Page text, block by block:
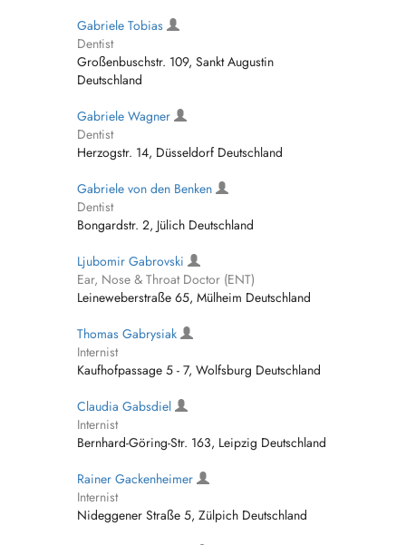
Gabriele Tobias
Dentist
Großenbuschstr. 109, Sankt Augustin
Deutschland
Gabriele Wagner
Dentist
Herzogstr. 14, Düsseldorf Deutschland
Gabriele von den Benken
Dentist
Bongardstr. 2, Jülich Deutschland
Ljubomir Gabrovski
Ear, Nose & Throat Doctor (ENT)
Leineweberstraße 65, Mülheim Deutschland
Thomas Gabrysiak
Internist
Kaufhofpassage 5 - 7, Wolfsburg Deutschland
Claudia Gabsdiel
Internist
Bernhard-Göring-Str. 163, Leipzig Deutschland
Rainer Gackenheimer
Internist
Nideggener Straße 5, Zülpich Deutschland